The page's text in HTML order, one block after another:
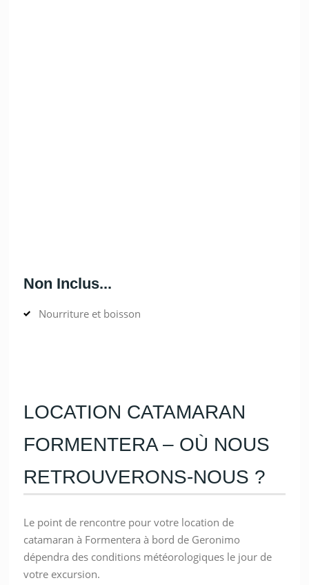
Non Inclus...
Nourriture et boisson
LOCATION CATAMARAN
FORMENTERA – OÙ NOUS
RETROUVERONS-NOUS ?
Le point de rencontre pour votre location de
catamaran à Formentera à bord de Geronimo
dépendra des conditions météorologiques le jour de
votre excursion.